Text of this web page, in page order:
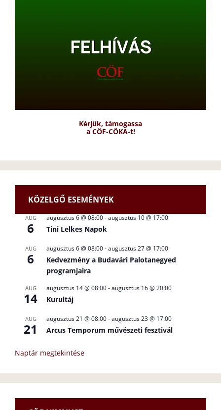
Kérjük, támogassa
a CÖF-CÖKA-t!
KÖZELGŐ ESEMÉNYEK
AUG
6
augusztus 6 @ 08:00-augusztus 10 @ 17:00
Tini Lelkes Napok
AUG
6
augusztus 6 @ 08:00-augusztus 27 @ 17:00
Kedvezmény a Budavári Palotanegyed
programjaira
AUG
14
augusztus 14 @ 08:00-augusztus 16 @ 20:00
Kurultáj
AUG
21
augusztus 21 @ 08:00-augusztus 23 @ 17:00
Arcus Temporum művészeti fesztivál
Naptár megtekintése